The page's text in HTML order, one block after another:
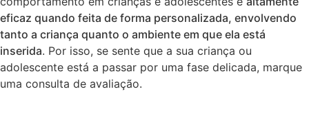
eficaz quando feita de forma personalizada, envolvendo
tanto a criança quanto o ambiente em que ela está
inserida. Por isso, se sente que a sua criança ou
adolescente está a passar por uma fase delicada, marque
uma consulta de avaliação.